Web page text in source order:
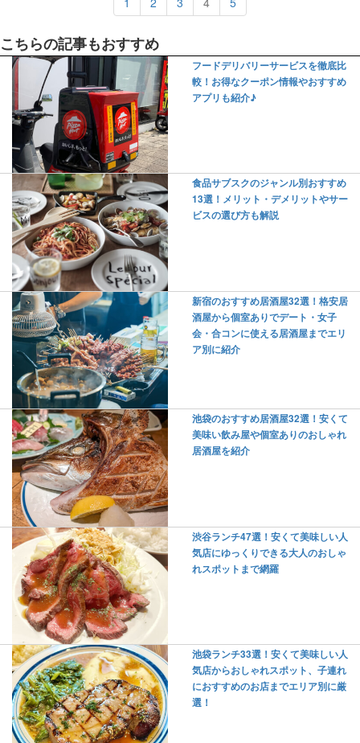
こちらの記事もおすすめ
フードデリバリーサービスを徹底比
較！お得なクーポン情報やおすすめ
アプリも紹介♪
食品サブスクのジャンル別おすすめ
13選！メリット・デメリットやサー
ビスの選び方も解説
新宿のおすすめ居酒屋32選！格安居
酒屋から個室ありでデート・女子
会・合コンに使える居酒屋までエリ
ア別に紹介
池袋のおすすめ居酒屋32選！安くて
美味い飲み屋や個室ありのおしゃれ
居酒屋を紹介
渋谷ランチ47選！安くて美味しい人
気店にゆっくりできる大人のおしゃ
れスポットまで網羅
池袋ランチ33選！安くて美味しい人
気店からおしゃれスポット、子連れ
におすすめのお店までエリア別に厳
選！